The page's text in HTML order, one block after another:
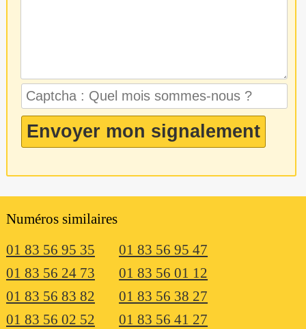
Numéros similaires
01 83 56 95 35
01 83 56 95 47
01 83 56 24 73
01 83 56 01 12
01 83 56 83 82
01 83 56 38 27
01 83 56 02 52
01 83 56 41 27